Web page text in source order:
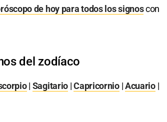
de hoy para todos los signoscon
del zodíaco
| Sagitario |Capricornio|Acuario|